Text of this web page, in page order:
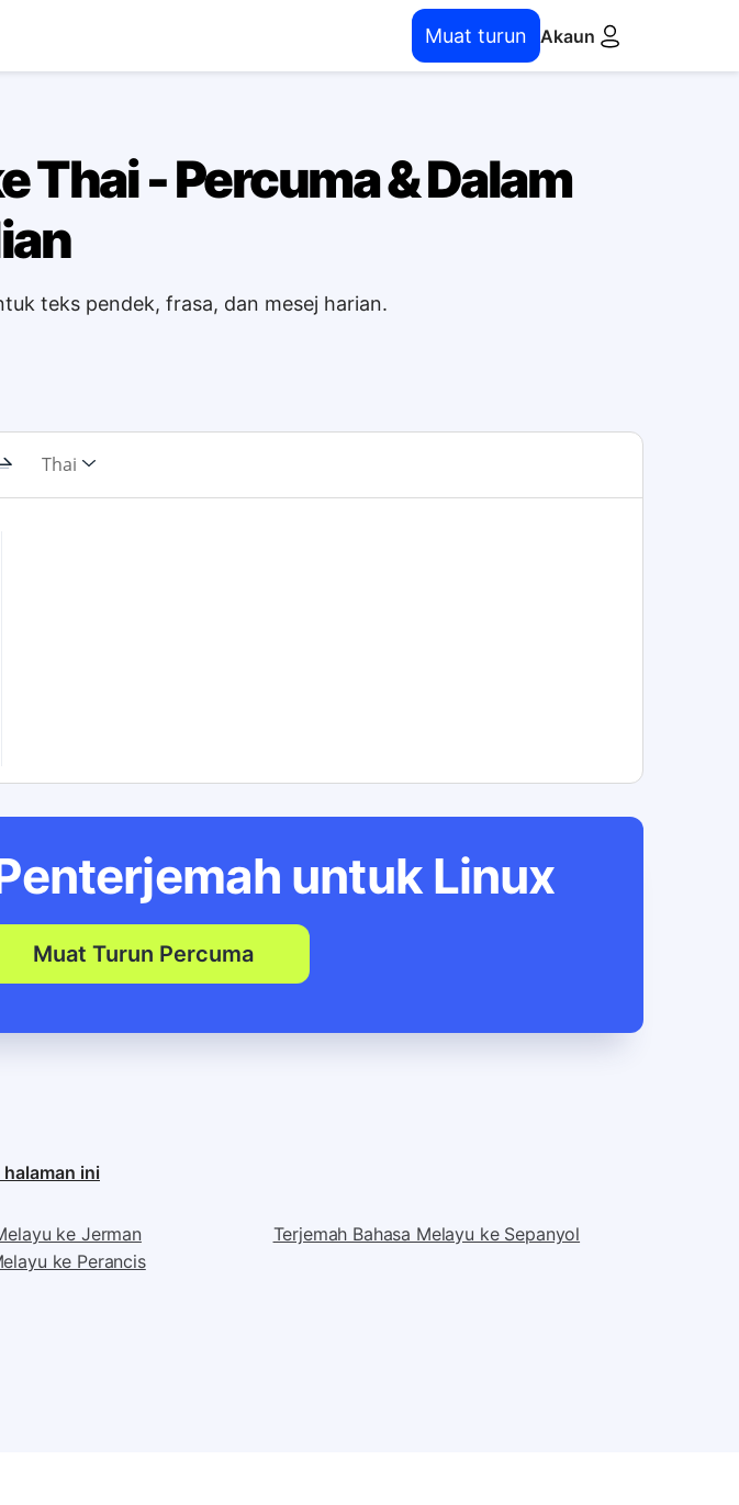
Muat turun Akaun
Thai - Percuma & Dalam
teks pendek, frasa, dan mesej harian.
Thai
untuk Linux
Muat Turun Percuma
halaman ini
ke Jerman
ke Perancis
Terjemah Bahasa Melayu ke Sepanyol